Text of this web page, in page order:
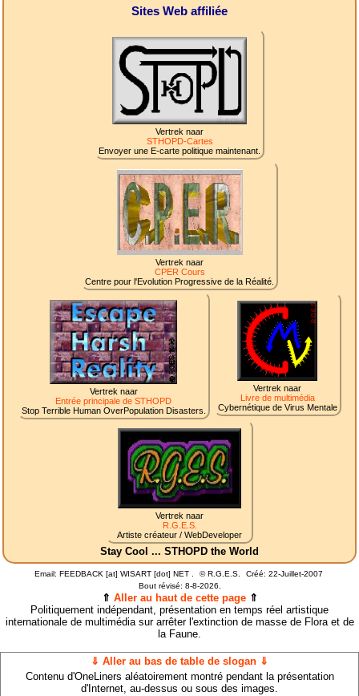
Sites Web affiliée
Vertrek naar
STHOPD-Cartes
Envoyer une E-carte politique maintenant.
Vertrek naar
CPER Cours
Centre pour l'Evolution Progressive de la Réalité.
Vertrek naar
Entrée principale de STHOPD
Stop Terrible Human OverPopulation Disasters.
Vertrek naar
Livre de multimédia
Cybernétique de Virus Mentale
Vertrek naar
R.G.E.S.
Artiste créateur / WebDeveloper
Stay Cool ... STHOPD the World
Email: FEEDBACK [at] WISART [dot] NET . ©R.G.E.S.
Créé: 22-Juillet-2007
Bout révisé: 8-8-2026.
⇑ Aller au haut de cette page⇑
Politiquement indépendant, présentation en temps réel artistique
internationale de multimédia sur arrêter l'extinction de masse de Flora et de
la Faune.
⇓ Aller au bas de table de slogan ⇓
Contenu d'OneLiners aléatoirement montré pendant la présentation
d'Internet, au-dessus ou sous des images.